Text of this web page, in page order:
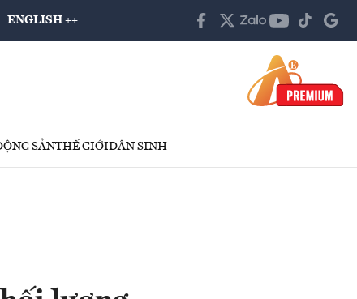
ENGLISH ++
SẢNTHẾ GIỚIDÂN SINH